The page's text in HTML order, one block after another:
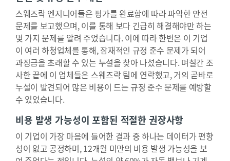
스웨즈락 엔지니어들은 평가를 완료함에 따라 파악한 안전
문제를 보고했으며, 이를 통해 보다 긴급히 해결해야만 하는
몇 가지 문제를 알려 주었습니다. 이에 따라 한번은 이 기업
이 여러 하청업체를 통해, 잠재적인 규정 준수 문제가 되어
과징금을 초래할 수 있는 누설을 찾아 나섰습니다. 며칠간 조
사한 끝에 이 업체들은 스웨즈락 팀에 연락했고, 거의 곧바로
누설이 발견되어 많은 비용이 드는 규정 준수 문제를 예방할
수 있었습니다.
비용 발생 가능성이 포함된 적절한 권장사항
이 기업이 가장 마음에 들어한 결과 중 하나는 데이터가 편향
성이 없고 공정하며, 12개월 미만의 비용 발생 가능성을 보